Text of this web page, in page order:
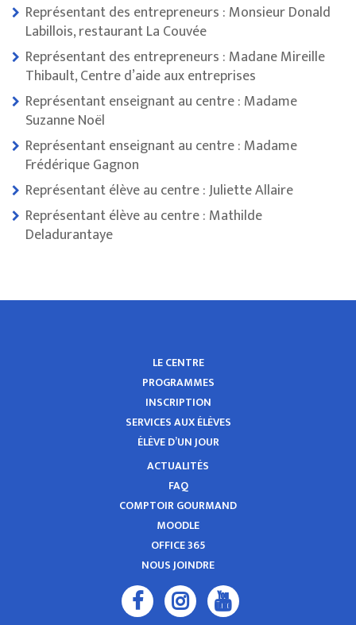
Représentant des entrepreneurs : Monsieur Donald
Labillois, restaurant La Couvée
Représentant des entrepreneurs : Madane Mireille
Thibault, Centre d’aide aux entreprises
Représentant enseignant au centre : Madame
Suzanne Noël
Représentant enseignant au centre : Madame
Frédérique Gagnon
Représentant élève au centre : Juliette Allaire
Représentant élève au centre : Mathilde
Deladurantaye
LE CENTRE
PROGRAMMES
INSCRIPTION
SERVICES AUX ÉLÈVES
ÉLÈVE D’UN JOUR
ACTUALITÉS
FAQ
COMPTOIR GOURMAND
MOODLE
OFFICE 365
NOUS JOINDRE